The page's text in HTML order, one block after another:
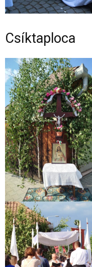
Csíktaploca